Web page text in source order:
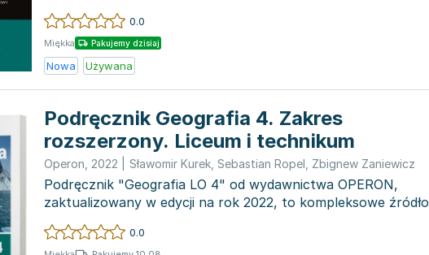
linearność, któr...
0.0
Miękka Pakujemy dzisiaj
Nowa Używana
Podręcznik Geografia 4. Zakres
rozszerzony. Liceum i technikum
Operon 2022 Sławomir Kurek Sebastian Ropel Zbignew Zaniewicz
Podręcznik "Geografia LO 4" od wydawnictwa OPERON,
zaktualizowany w edycji na rok 2022, to kompleksowe źródło
wiedzy dla uczniów l...
0.0